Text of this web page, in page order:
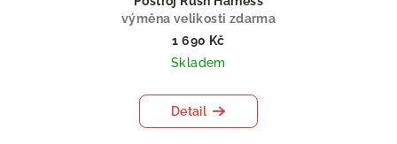
výměna velikosti zdarma
1 690 Kč
Skladem
Detail